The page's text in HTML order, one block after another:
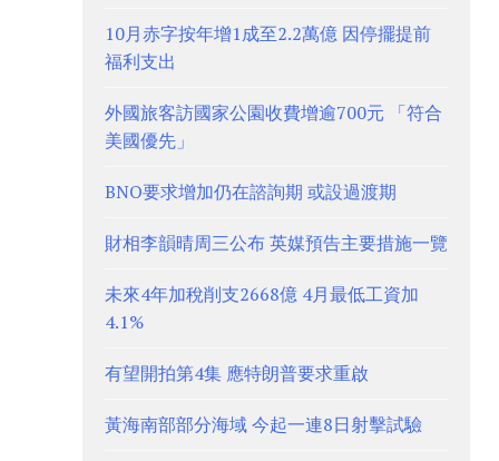
10月赤字按年增1成至2.2萬億 因停擺提前
福利支出
外國旅客訪國家公園收費增逾700元 「符合
美國優先」
BNO要求增加仍在諮詢期 或設過渡期
財相李韻晴周三公布 英媒預告主要措施一覽
未來4年加稅削支2668億 4月最低工資加
4.1%
有望開拍第4集 應特朗普要求重啟
黃海南部部分海域 今起一連8日射擊試驗